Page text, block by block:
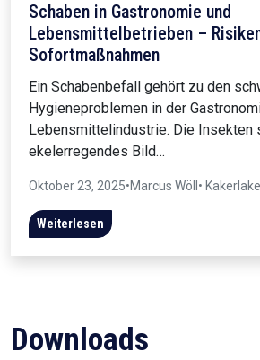
Schaben in Gastronomie und
Lebensmittelbetrieben –
Sofortmaßnahmen
Ein Schabenbefall gehört zu den
Hygieneproblemen in der
Lebensmittelindustrie. Die Insekten
ekelerregendes Bild…
Oktober 23, 2025•Marcus Wöll •
Weiterlesen
Downloads